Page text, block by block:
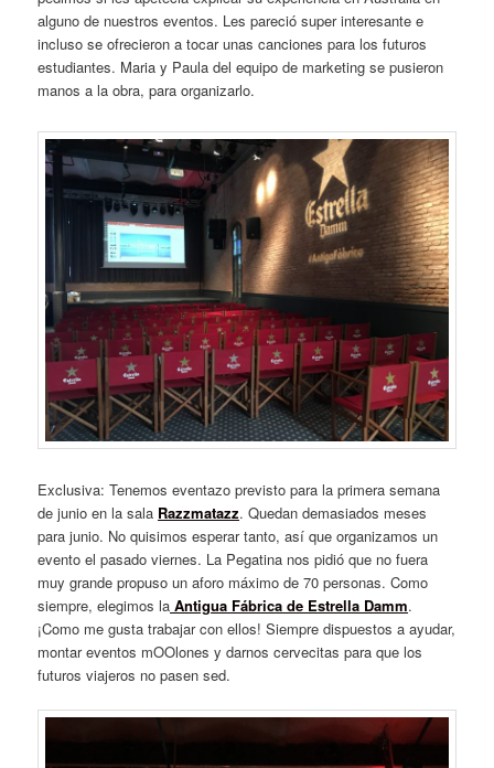
alguno de nuestros eventos. Les pareció super interesante e
incluso se ofrecieron a tocar unas canciones para los futuros
estudiantes. Maria y Paula del equipo de marketing se pusieron
manos a la obra, para organizarlo.
Exclusiva: Tenemos eventazo previsto para la primera semana
de junio en la sala Razzmatazz. Quedan demasiados meses
para junio. No quisimos esperar tanto, así que organizamos un
evento el pasado viernes. La Pegatina nos pidió que no fuera
muy grande propuso un aforo máximo de 70 personas. Como
siempre, elegimos la Antigua Fábrica de Estrella Damm.
¡Como me gusta trabajar con ellos! Siempre dispuestos a ayudar,
montar eventos mOOlones y darnos cervecitas para que los
futuros viajeros no pasen sed.